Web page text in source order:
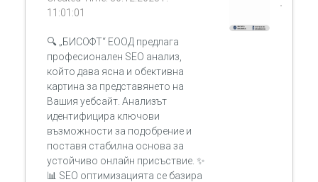
11:01:01
🔍 „БИСОФТ“ ЕООД предлага
професионален SEO анализ,
който дава ясна и обективна
картина за представянето на
Вашия уебсайт. Анализът
идентифицира ключови
възможности за подобрение и
поставя стабилна основа за
устойчиво онлайн присъствие. ✨
📊 SEO оптимизацията се базира